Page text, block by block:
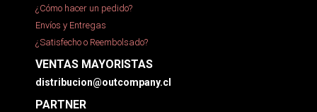
¿Cómo hacer un pedido?
Envíos y Entregas
¿Satisfecho o Reembolsado?
VENTAS MAYORISTAS
distribucion@outcompany.cl
PARTNER